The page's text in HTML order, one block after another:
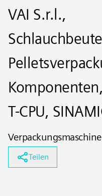
VAI S.r.l.,
T-CPU,
Teilen